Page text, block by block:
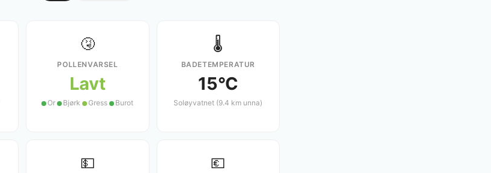
🤧
POLLENVARSEL
Lavt
Or Bjørk Gress Burot
🌡️
BADETEMPERATUR
15°C
Soløyvatnet (9.4 km unna)
💵 💶